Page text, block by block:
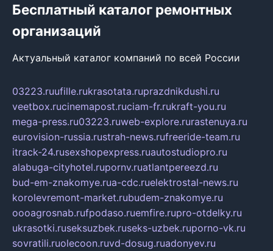
Бесплатный каталог ремонтных
организаций
Актуальный каталог компаний по всей России
03223.ruufille.rukrasotata.ruprazdnikdushi.ru
veetbox.rucinemapost.ruciam-fr.rukraft-you.ru
mega-press.ru03223.ruweb-explore.rurastenuya.ru
eurovision-russia.rustrah-news.rufreeride-team.ru
itrack-24.rusexshopexpress.ruautostudiopro.ru
alabuga-cityhotel.rupornv.ruatlantpereezd.ru
bud-em-znakomye.rua-cdc.ruelektrostal-news.ru
korolevremont-market.rubudem-znakomye.ru
oooagrosnab.rufpodaso.ruemfire.rupro-otdelky.ru
ukrasotki.ruseksuzbek.ruseks-uzbek.ruporno-vk.ru
sovratili.ruolecoon.ruvd-dosug.ruadonyev.ru